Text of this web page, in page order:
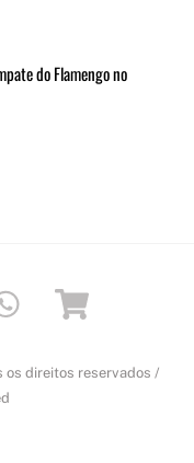
do Flamengo no
Whatsapp
os direitos reservados /